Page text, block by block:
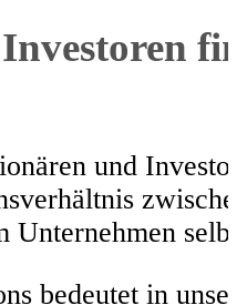
und
Unternehmen
bedeutet in